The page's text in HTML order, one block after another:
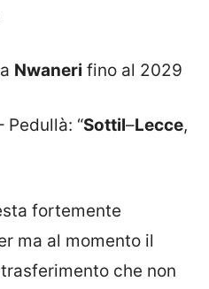
Nwaneri fino al 2029
Pedullà: “Sottil–Lecce,
fortemente
ma al momento il
che non